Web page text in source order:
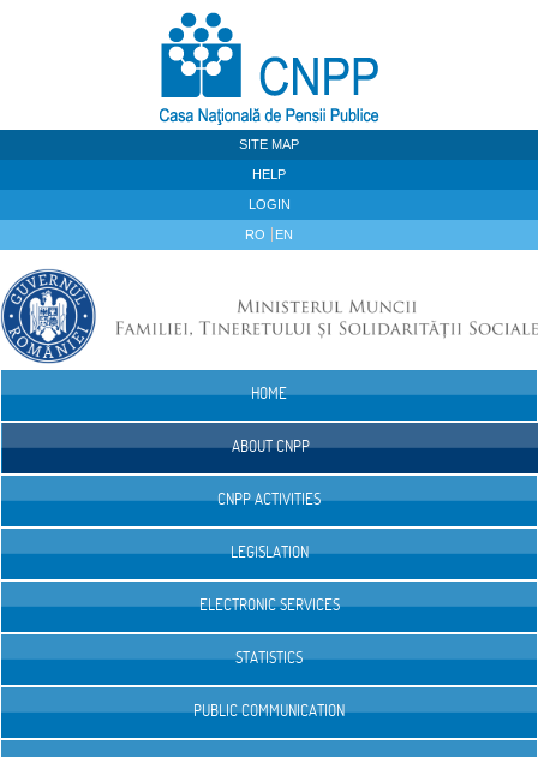
SITE MAP
HELP
LOGIN
RO EN
HOME
ABOUT CNPP
CNPP ACTIVITIES
LEGISLATION
ELECTRONIC SERVICES
STATISTICS
PUBLIC COMMUNICATION